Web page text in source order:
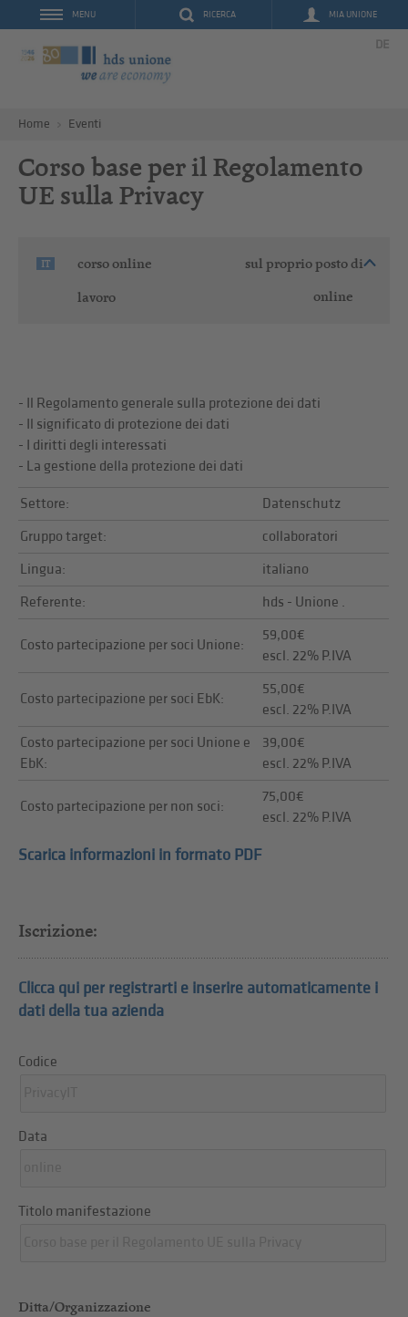
RICERCA MIA UNIONE
MENU
DE
Home Eventi
Corso base per il Regolamento
UE sulla Privacy
IT corso online
sul proprio posto di
lavoro
online
- Il Regolamento generale sulla protezione dei dati
- Il significato di protezione dei dati
- I diritti degli interessati
- La gestione della protezione dei dati
Settore:
Datenschutz
Gruppo target:
collaboratori
Lingua:
italiano
Referente:
hds - Unione .
Costo partecipazione per soci Unione:
59,00€
escl. 22% P.IVA
Costo partecipazione per soci EbK:
55,00€
escl. 22% P.IVA
Costo partecipazione per soci Unione e
EbK:
39,00€
escl. 22% P.IVA
Costo partecipazione per non soci:
75,00€
escl. 22% P.IVA
Scarica informazioni in formato PDF
Iscrizione:
Clicca qui per registrarti e inserire automaticamente i
dati della tua azienda
Codice
Data
Titolo manifestazione
Ditta/Organizzazione